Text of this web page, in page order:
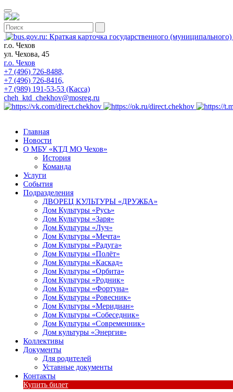
г.о. Чехов
ул. Чехова, 45
г.о. Чехов
+7 (496) 726-8488,
+7 (496) 726-8416,
+7 (989) 191-53-53 (Касса)
cheh_ktd_chekhov@mosreg.ru
Главная
Новости
О МБУ «КТД МО Чехов»
История
Команда
Услуги
События
Подразделения
ДВОРЕЦ КУЛЬТУРЫ «ДРУЖБА»
Дом Культуры «Русь»
Дом Культуры «Заря»
Дом Культуры «Луч»
Дом Культуры «Мечта»
Дом Культуры «Радуга»
Дом Культуры «Полёт»
Дом Культуры «Каскад»
Дом Культуры «Орбита»
Дом Культуры «Родник»
Дом Культуры «Фортуна»
Дом Культуры «Ровесник»
Дом Культуры «Меридиан»
Дом Культуры «Собеседник»
Дом Культуры «Современник»
Дом культуры «Энергия»
Коллективы
Документы
Для родителей
Уставные документы
Контакты
Купить билет